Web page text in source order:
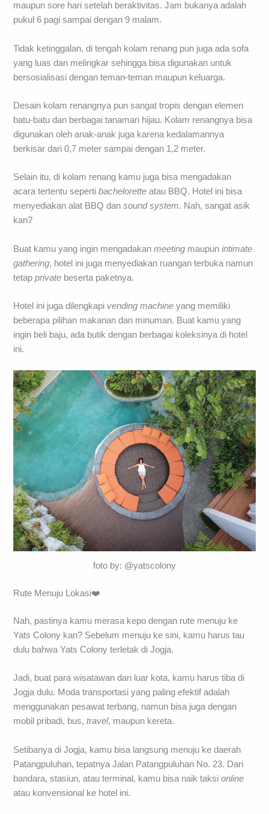
maupun sore hari setelah beraktivitas. Jam bukanya adalah
pukul 6 pagi sampai dengan 9 malam.
Tidak ketinggalan, di tengah kolam renang pun juga ada sofa
yang luas dan melingkar sehingga bisa digunakan untuk
bersosialisasi dengan teman-teman maupun keluarga.
Desain kolam renangnya pun sangat tropis dengan elemen
batu-batu dan berbagai tanaman hijau. Kolam renangnya bisa
digunakan oleh anak-anak juga karena kedalamannya
berkisar dari 0,7 meter sampai dengan 1,2 meter.
Selain itu, di kolam renang kamu juga bisa mengadakan
acara tertentu sepertibacheloretteatau BBQ. Hotel ini bisa
menyediakan alat BBQ dansound system. Nah, sangat asik
kan?
Buat kamu yang ingin mengadakanmeeting maupunintimate
gathering, hotel ini juga menyediakan ruangan terbuka namun
tetapprivate beserta paketnya.
Hotel ini juga dilengkapi vending machineyang memiliki
beberapa pilihan makanan dan minuman. Buat kamu yang
ingin beli baju, ada butik dengan berbagai koleksinya di hotel
ini.
foto by: @yatscolony
Rute Menuju Lokasi❤️
Nah, pastinya kamu merasa kepo dengan rute menuju ke
Yats Colony kan? Sebelum menuju ke sini, kamu harus tau
dulu bahwa Yats Colony terletak di Jogja.
Jadi, buat para wisatawan dari luar kota, kamu harus tiba di
Jogja dulu. Moda transportasi yang paling efektif adalah
menggunakan pesawat terbang, namun bisa juga dengan
mobil pribadi, bus,travel, maupun kereta.
Setibanya di Jogja, kamu bisa langsung menuju ke daerah
Patangpuluhan, tepatnya Jalan Patangpuluhan No. 23. Dari
bandara, stasiun, atau terminal, kamu bisa naik taksionline
atau konvensional ke hotel ini.